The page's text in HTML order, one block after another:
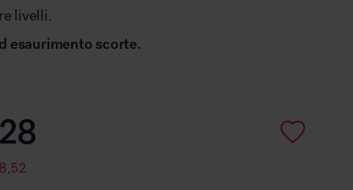
livelli.
esaurimento scorte.